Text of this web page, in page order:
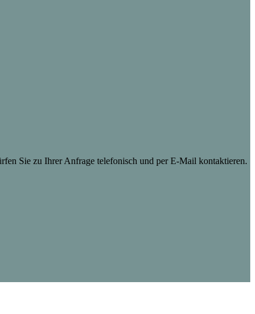
Sie zu Ihrer Anfrage telefonisch und per E-Mail kontaktieren.